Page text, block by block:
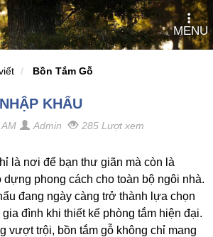
MENU
Bồn Tắm Gỗ
KHẨU
Admin 285 Lượt xem
là nơi để bạn thư giãn mà còn là
dựng phong cách cho toàn bộ ngôi nhà.
đang ngày càng trở thành lựa chọn
đình khi thiết kế phòng tắm hiện đại.
vượt trội, bồn tắm gỗ không chỉ mang